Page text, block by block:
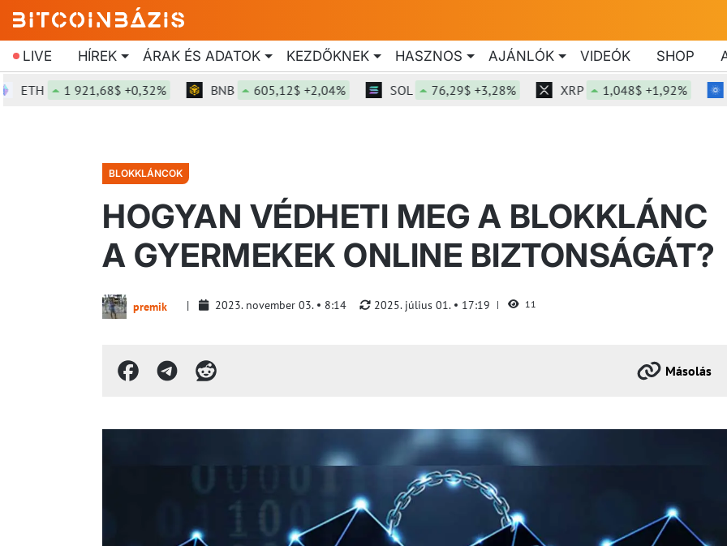
LIVE HÍREK ÁRAK ÉS ADATOK KEZDŐKNEK HASZNOS AJÁNLÓK VIDEÓK SHOP
1 921,68$ +0,32% BNB 605,12$ +2,04% SOL 76,29$ +3,28% XRP 1,048$ +1,92% ADA
BLOKKLÁNCOK
HOGYAN VÉDHETI MEG A BLOKKLÁNC
A GYERMEKEK ONLINE BIZTONSÁGÁT?
premik 2023. november 03. 8:14 2025. július 01. 17:19 11
Másolás